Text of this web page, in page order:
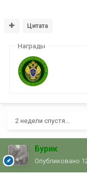
Цитата
Награды
2 недели спустя...
Бурик
Опубликовано